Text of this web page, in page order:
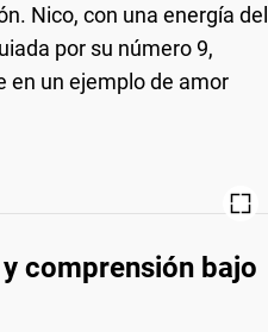
Nico, con una energía del
por su número 9,
en un ejemplo de amor
comprensión bajo